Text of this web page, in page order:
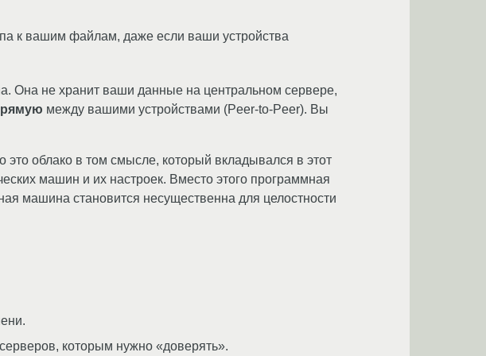
к вашим файлам, даже если ваши устройства
Она не хранит ваши данные на центральном сервере,
между вашими устройствами (Peer-to-Peer). Вы
облако в том смысле, который вкладывался в этот
машин и их настроек. Вместо этого программная
машина становится несущественна для целостности
которым нужно «доверять».